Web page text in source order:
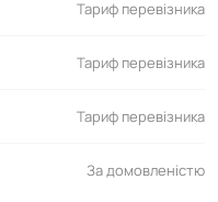
Тариф перевізника
Тариф перевізника
Тариф перевізника
За домовленістю